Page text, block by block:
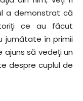
a demonstrat că
ce au făcut
jumătate în primii
ajuns să vedeţi un
despre cuplul de